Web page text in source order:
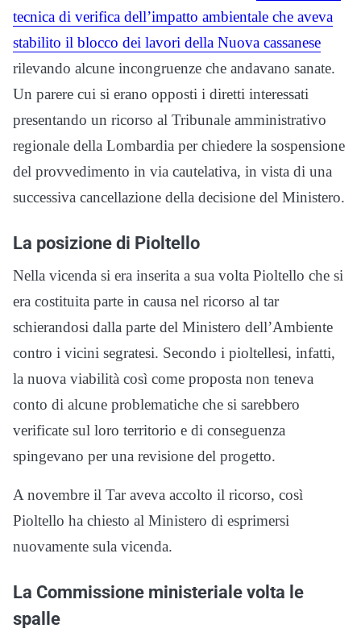
tecnica di verifica dell’impatto ambientale che aveva
stabilito il blocco dei lavori della Nuova cassanese
rilevando alcune incongruenze che andavano sanate.
Un parere cui si erano opposti i diretti interessati
presentando un ricorso al Tribunale amministrativo
regionale della Lombardia per chiedere la sospensione
del provvedimento in via cautelativa, in vista di una
successiva cancellazione della decisione del Ministero.
La posizione di Pioltello
Nella vicenda si era inserita a sua volta Pioltello che si
era costituita parte in causa nel ricorso al tar
schierandosi dalla parte del Ministero dell’Ambiente
contro i vicini segratesi. Secondo i pioltellesi, infatti,
la nuova viabilità così come proposta non teneva
conto di alcune problematiche che si sarebbero
verificate sul loro territorio e di conseguenza
spingevano per una revisione del progetto.
A novembre il Tar aveva accolto il ricorso, così
Pioltello ha chiesto al Ministero di esprimersi
nuovamente sula vicenda.
La Commissione ministeriale volta le
spalle